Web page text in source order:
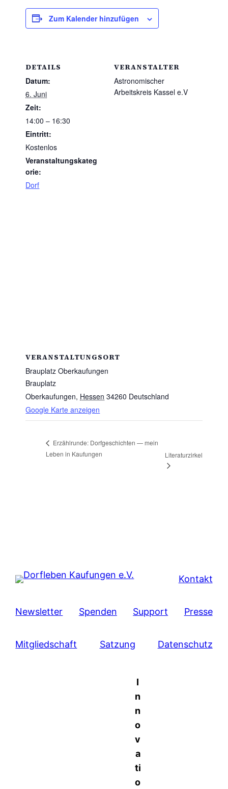
Zum Kalender hinzufügen
DETAILS
Datum:
6. Juni
Zeit:
14:00 – 16:30
Eintritt:
Kostenlos
Veranstaltungskateg
orie:
Dorf
VERANSTALTER
Astronomischer
Arbeitskreis Kassel e.V
VERANSTALTUNGSORT
Brauplatz Oberkaufungen
Brauplatz
Oberkaufungen, Hessen 34260 Deutschland
Google Karte anzeigen
Erzählrunde: Dorfgeschichten — mein
Leben in Kaufungen
Literaturzirkel
Kontakt
Newsletter Spenden Support Presse
Mitgliedschaft Satzung Datenschutz
I
n
n
o
v
a
ti
o